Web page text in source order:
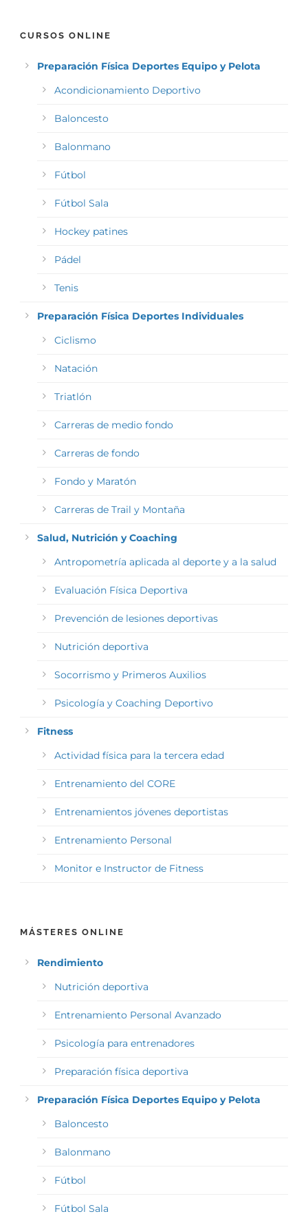
CURSOS ONLINE
Preparación Física Deportes Equipo y Pelota
Acondicionamiento Deportivo
Baloncesto
Balonmano
Fútbol
Fútbol Sala
Hockey patines
Pádel
Tenis
Preparación Física Deportes Individuales
Ciclismo
Natación
Triatlón
Carreras de medio fondo
Carreras de fondo
Fondo y Maratón
Carreras de Trail y Montaña
Salud, Nutrición y Coaching
Antropometría aplicada al deporte y a la salud
Evaluación Física Deportiva
Prevención de lesiones deportivas
Nutrición deportiva
Socorrismo y Primeros Auxilios
Psicología y Coaching Deportivo
Fitness
Actividad física para la tercera edad
Entrenamiento del CORE
Entrenamientos jóvenes deportistas
Entrenamiento Personal
Monitor e Instructor de Fitness
MÁSTERES ONLINE
Rendimiento
Nutrición deportiva
Entrenamiento Personal Avanzado
Psicología para entrenadores
Preparación física deportiva
Preparación Física Deportes Equipo y Pelota
Baloncesto
Balonmano
Fútbol
Fútbol Sala